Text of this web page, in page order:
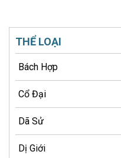
THỂ LOẠI
Bách Hợp
Cổ Đại
Dã Sử
Dị Giới